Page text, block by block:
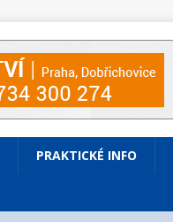
PRAKTICKÉ INFO